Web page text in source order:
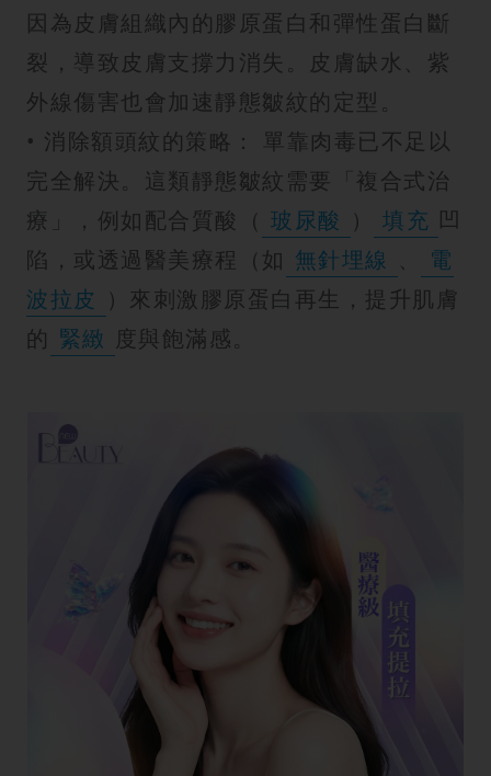
因為皮膚組織內的膠原蛋白和彈性蛋白斷
裂，導致皮膚支撐力消失。皮膚缺水、紫
外線傷害也會加速靜態皺紋的定型。
• 消除額頭紋的策略： 單靠肉毒已不足以
完全解決。這類靜態皺紋需要「複合式治
療」，例如配合質酸（ 玻尿酸 ） 填充 凹
陷，或透過醫美療程（如 無針埋線 、
電
波拉皮 ）來刺激膠原蛋白再生，提升肌膚
的 緊緻 度與飽滿感。